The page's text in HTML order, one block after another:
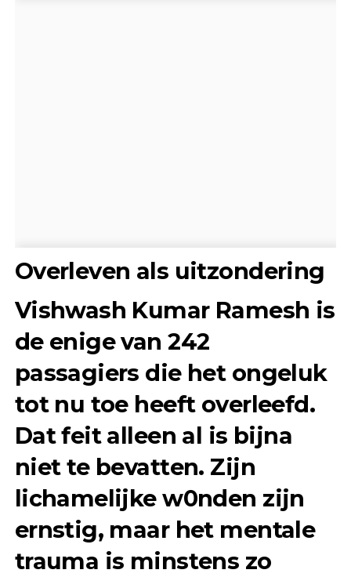
Overleven als uitzondering
Vishwash Kumar Ramesh is
de enige van 242
passagiers die het ongeluk
tot nu toe heeft overleefd.
Dat feit alleen al is bijna
niet te bevatten. Zijn
lichamelijke w0nden zijn
ernstig, maar het mentale
trauma is minstens zo